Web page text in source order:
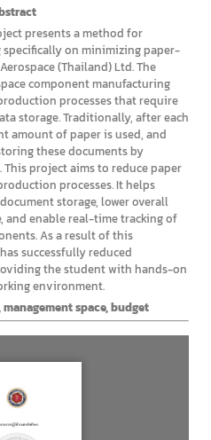
presents a method for
specifically on minimizing paper-
(Thailand) Ltd. The
component manufacturing
processes that require
storage. Traditionally, after each
amount of paper is used, and
these documents by
project aims to reduce paper
processes. It helps
storage, lower overall
and enable real-time tracking of
As a result of this
successfully reduced
the student with hands-on
environment.
space, budget